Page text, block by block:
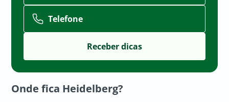
Telefone
Onde fica Heidelberg?